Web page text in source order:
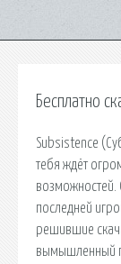
Бесплатно
Subsistence
тебя ждёт
возможностей.
последней
решившие
вымышленный